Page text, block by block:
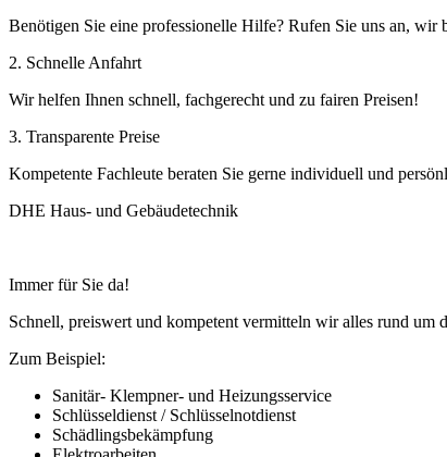
Benötigen Sie eine professionelle Hilfe? Rufen Sie uns an, wir
2. Schnelle Anfahrt
Wir helfen Ihnen schnell, fachgerecht und zu fairen Preisen!
3. Transparente Preise
Kompetente Fachleute beraten Sie gerne individuell und
DHE Haus- und Gebäudetechnik
Immer für Sie da!
Schnell, preiswert und kompetent vermitteln wir alles rund um
Zum Beispiel:
Sanitär- Klempner- und Heizungsservice
Schlüsseldienst / Schlüsselnotdienst
Schädlingsbekämpfung